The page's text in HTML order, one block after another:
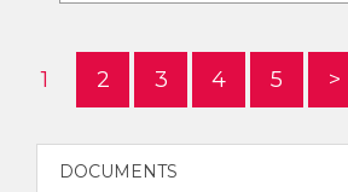
1 2 3 4 5 >
DOCUMENTS